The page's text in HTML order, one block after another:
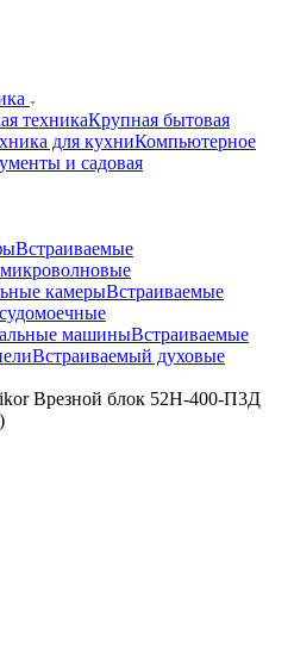
техникаКрупная бытовая
для кухниКомпьютерное
и садовая
Встраиваемые
камерыВстраиваемые
машиныВстраиваемые
Встраиваемый духовые
Врезной блок 52Н-400-П3Д